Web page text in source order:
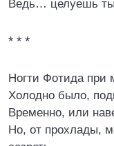
Ведь… целуешь
* * *
Ногти Фотида при
Холодно было,
Временно, или
Но, от прохлады,